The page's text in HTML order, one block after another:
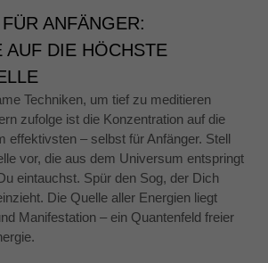
ANFÄNGER:
AUF DIE HÖCHSTE
Techniken, um tief zu meditieren
zufolge ist die Konzentration auf die
effektivsten – selbst für Anfänger. Stell
vor, die aus dem Universum entspringt
eintauchst. Spür den Sog, der Dich
Die Quelle aller Energien liegt
Manifestation – ein Quantenfeld freier
sehen.